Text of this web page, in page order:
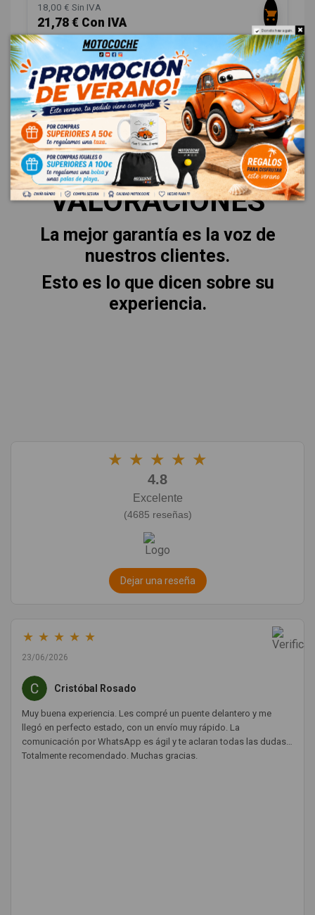
18,00 € Sin IVA
21,78 € Con IVA
VALORACIONES
La mejor garantía es la voz de
nuestros clientes.
Esto es lo que dicen sobre su
experiencia.
★ ★ ★ ★ ★
4.8
Excelente
(4685 reseñas)
Dejar una reseña
★ ★ ★ ★ ★
23/06/2026
Cristóbal Rosado
Muy buena experiencia. Les compré un puente delantero y me
llegó en perfecto estado, con un envío muy rápido. La
comunicación por WhatsApp es ágil y te aclaran todas las dudas.
Totalmente recomendado. Muchas gracias.
Do not show again.